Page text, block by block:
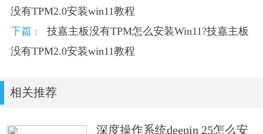
没有TPM2.0安装win11教程
下篇 :
技嘉主板没有TPM怎么安装Win11?技嘉主板
没有TPM2.0安装win11教程
相关推荐
深度操作系统deepin 25怎么安